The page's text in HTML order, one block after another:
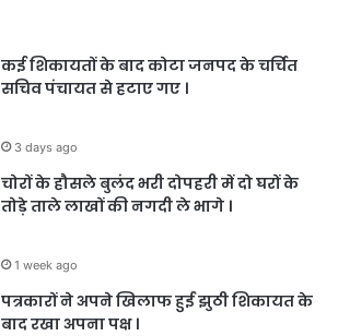
कई शिकायतों के बाद कोटा जनपद के चर्चित
सचिव पंचायत से हटाए गए ।
3 days ago
चोरों के हौसले बुलंद भरी दोपहरी में दो घरों के
तोड़े ताले लाखों की नगदी ले भागे ।
1 week ago
पत्रकारों ने अपने खिलाफ हुई झुठी शिकायत के
बाद रखा अपना पक्ष ।